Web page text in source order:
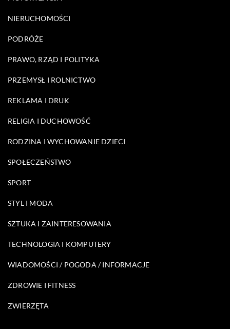
NIERUCHOMOŚCI
PODRÓŻE
PRAWO, RZĄD I POLITYKA
PRZEMYSŁ I ROLNICTWO
REKLAMA I DRUK
RELIGIA I DUCHOWOŚĆ
RODZINA I WYCHOWANIE DZIECI
SPOŁECZEŃSTWO
SPORT
STYL I MODA
SZTUKA I ZAINTERESOWANIA
TECHNOLOGIA I KOMPUTERY
WIADOMOŚCI / POGODA / INFORMACJE
ZDROWIE I FITNESS
ZWIERZĘTA